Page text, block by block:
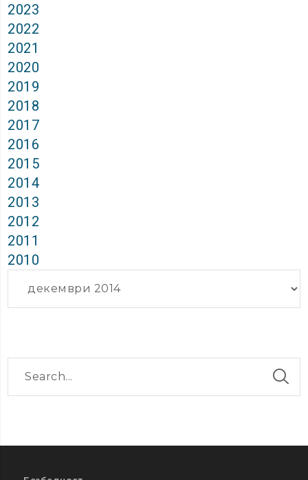
2023
2022
2021
2020
2019
2018
2017
2016
2015
2014
2013
2012
2011
2010